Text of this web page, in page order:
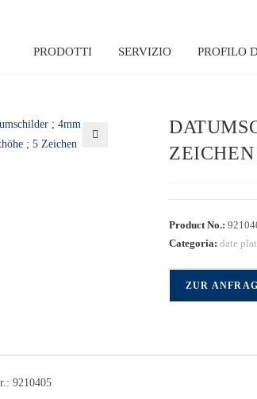
PRODOTTI SERVIZIO PROFILO
ZEICHEN
Product No.:
Categoria: date
ZUR
9210405